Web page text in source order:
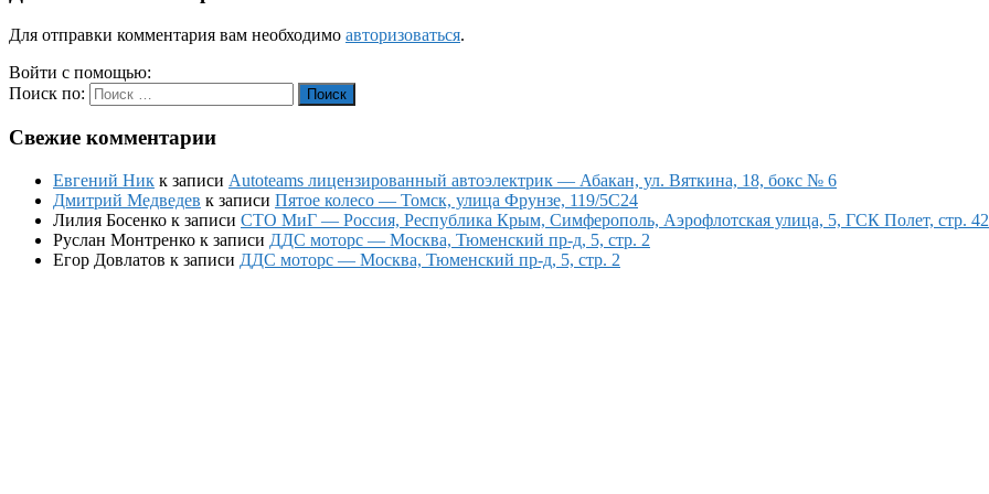
Для отправки комментария вам необходимо авторизоваться.
Войти с помощью:
Поиск по:
Поиск
Свежие комментарии
Евгений Ник к записи Autoteams лицензированный автоэлектрик — Абакан, ул. Вяткина, 18, бокс № 6
Дмитрий Медведев к записи Пятое колесо — Томск, улица Фрунзе, 119/5С24
Лилия Босенко к записи СТО МиГ — Россия, Республика Крым, Симферополь, Аэрофлотская улица, 5, ГСК Полет, стр.
Руслан Монтренко к записи ДДС моторс — Москва, Тюменский пр-д, 5, стр. 2
Егор Довлатов к записи ДДС моторс — Москва, Тюменский пр-д, 5, стр. 2